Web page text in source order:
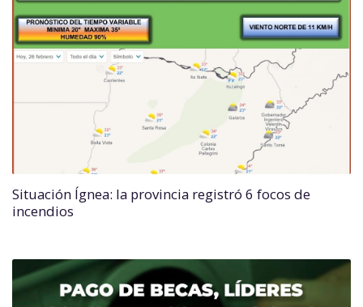
Situación Ígnea: la provincia registró 6 focos de
incendios